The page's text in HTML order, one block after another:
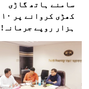
سامنے ہاتھ گاڑی
ہزار روپے جرمانہ!